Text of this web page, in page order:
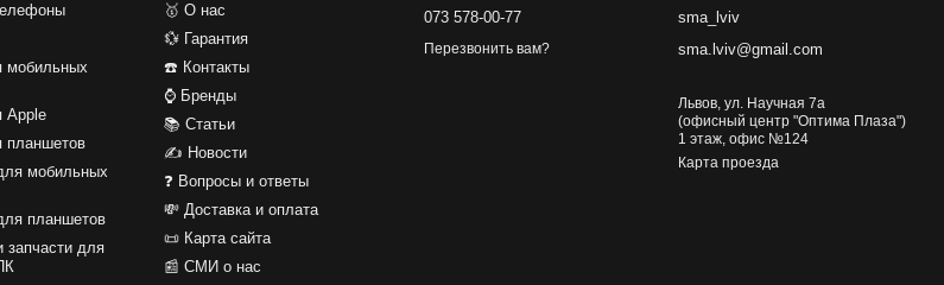
мобильных
Apple
планшетов
мобильных
планшетов
запчасти для
🥇 О нас
💱 Гарантия
☎️ Контакты
⌚ Бренды
📚 Статьи
✍ Новости
❓ Вопросы и ответы
💸 Доставка и оплата
📜 Карта сайта
📰 СМИ о нас
073 578-00-77
Перезвонить вам?
sma_lviv
sma.lviv@gmail.com
Львов, ул. Научная 7а
(офисный центр "Оптима Плаза")
1 этаж, офис №124
Карта проезда